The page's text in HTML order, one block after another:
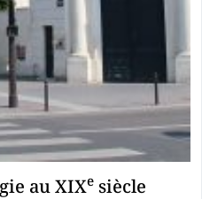
au XIXe siècle